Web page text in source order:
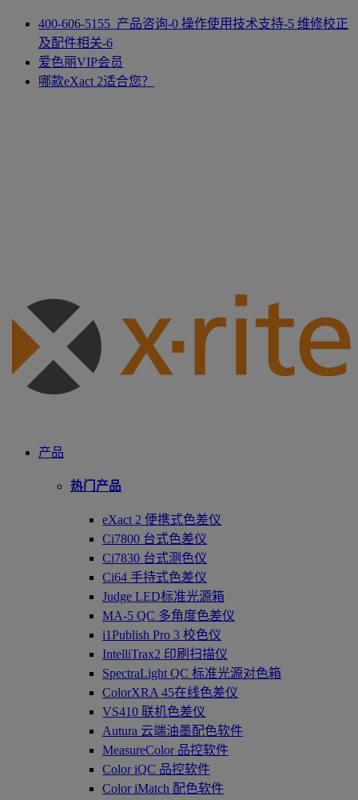
400-606-5155 产品咨询-0 操作使用技术支持-5 维修校正
及配件相关-6
爱色丽VIP会员
哪款eXact 2适合您？
产品
热门产品
eXact 2 便携式色差仪
Ci7800 台式色差仪
Ci7830 台式测色仪
Ci64 手持式色差仪
Judge LED标准光源箱
MA-5 QC 多角度色差仪
i1Publish Pro 3 校色仪
IntelliTrax2 印刷扫描仪
SpectraLight QC 标准光源对色箱
ColorXRA 45在线色差仪
VS410 联机色差仪
Autura 云端油墨配色软件
MeasureColor 品控软件
Color iQC 品控软件
Color iMatch 配色软件